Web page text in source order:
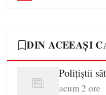
DIN ACEEAȘI
acum 2 ore